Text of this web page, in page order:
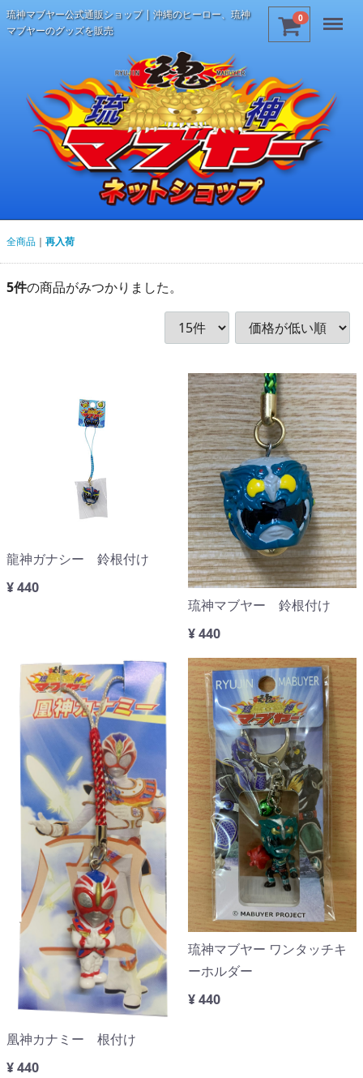
琉神マブヤー公式通販ショップ | 沖縄のヒーロー、琉神
マブヤーのグッズを販売
0 Menu
全商品 再入荷
5件の商品がみつかりました。
龍神ガナシー 鈴根付け
¥ 440
琉神マブヤー 鈴根付け
¥ 440
凰神カナミー 根付け
¥ 440
琉神マブヤー ワンタッチキ
ーホルダー
¥ 440